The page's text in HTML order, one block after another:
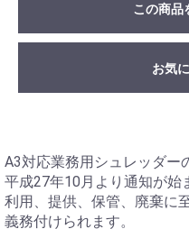
この商品
お気
A3対応業務用シュレッダー
平成27年10月より通知が始
利用、提供、保管、廃棄に
義務付けられます。